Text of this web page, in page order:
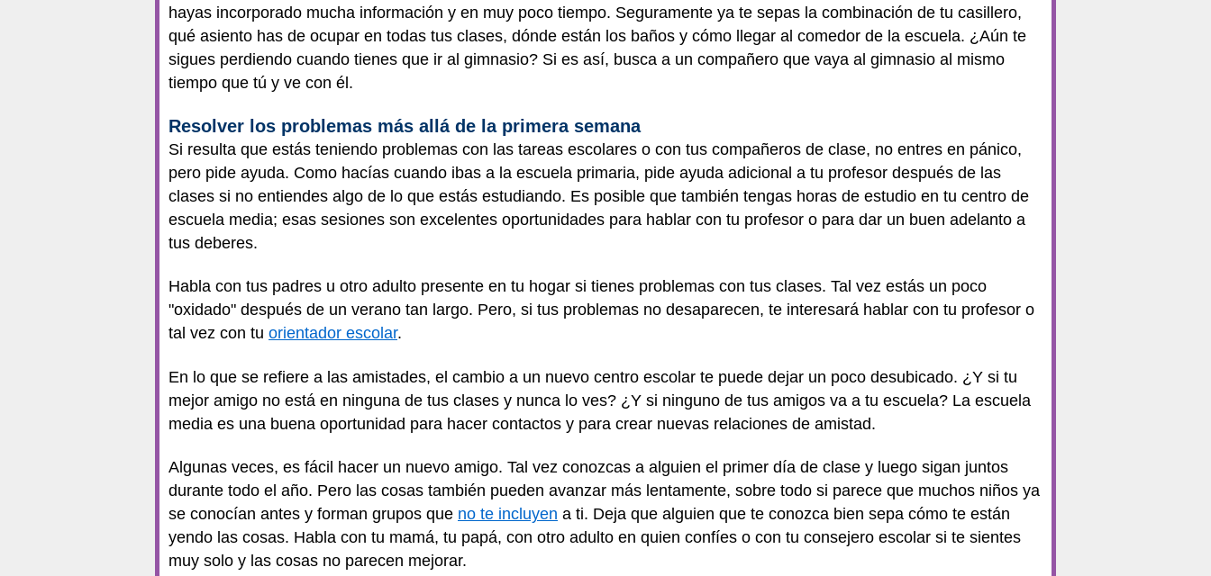
hayas incorporado mucha información y en muy poco tiempo. Seguramente ya te sepas la combinación de tu casillero,
qué asiento has de ocupar en todas tus clases, dónde están los baños y cómo llegar al comedor de la escuela. ¿Aún te
sigues perdiendo cuando tienes que ir al gimnasio? Si es así, busca a un compañero que vaya al gimnasio al mismo
tiempo que tú y ve con él.
Resolver los problemas más allá de la primera semana
Si resulta que estás teniendo problemas con las tareas escolares o con tus compañeros de clase, no entres en pánico,
pero pide ayuda. Como hacías cuando ibas a la escuela primaria, pide ayuda adicional a tu profesor después de las
clases si no entiendes algo de lo que estás estudiando. Es posible que también tengas horas de estudio en tu centro de
escuela media; esas sesiones son excelentes oportunidades para hablar con tu profesor o para dar un buen adelanto a
tus deberes.
Habla con tus padres u otro adulto presente en tu hogar si tienes problemas con tus clases. Tal vez estás un poco
"oxidado" después de un verano tan largo. Pero, si tus problemas no desaparecen, te interesará hablar con tu profesor o
tal vez con tu orientador escolar.
En lo que se refiere a las amistades, el cambio a un nuevo centro escolar te puede dejar un poco desubicado. ¿Y si tu
mejor amigo no está en ninguna de tus clases y nunca lo ves? ¿Y si ninguno de tus amigos va a tu escuela? La escuela
media es una buena oportunidad para hacer contactos y para crear nuevas relaciones de amistad.
Algunas veces, es fácil hacer un nuevo amigo. Tal vez conozcas a alguien el primer día de clase y luego sigan juntos
durante todo el año. Pero las cosas también pueden avanzar más lentamente, sobre todo si parece que muchos niños ya
se conocían antes y forman grupos que no te incluyen a ti. Deja que alguien que te conozca bien sepa cómo te están
yendo las cosas. Habla con tu mamá, tu papá, con otro adulto en quien confíes o con tu consejero escolar si te sientes
muy solo y las cosas no parecen mejorar.